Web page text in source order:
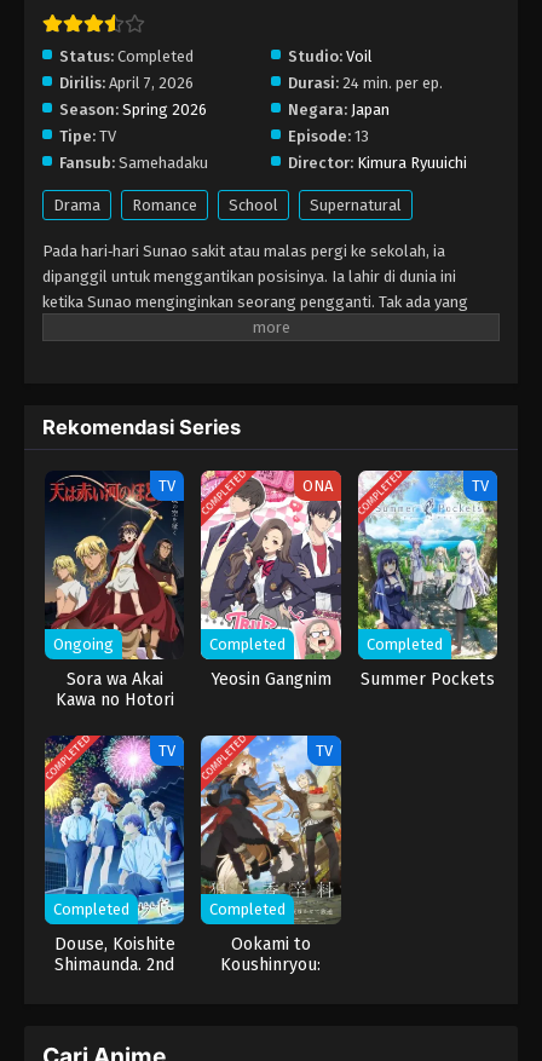
Status: Completed Studio: Voil
Dirilis: April 7, 2026 Durasi: 24 min. per ep.
Season: Spring 2026 Negara: Japan
Tipe: TV Episode: 13
Fansub: Samehadaku Director: Kimura Ryuuichi
Drama Romance School Supernatural
Pada hari‑hari Sunao sakit atau malas pergi ke sekolah, ia
dipanggil untuk menggantikan posisinya. Ia lahir di dunia ini
ketika Sunao menginginkan seorang pengganti. Tak ada yang
tahu keberadaannya, namun ia selalu berusaha sebaik mungkin
berbeda dari Sunao asli… ia menjadi orang pertama yang
menyadarinya. Ia memberi syarat, hanya mau diajak bicara ketika
rambutnya setengah up. Sanada pun menuruti, dan mereka
menikmati kebersamaan. Seiring kedekatan mereka, ia mulai
merasakan perasaan khusus terhadap Sanada. Namun ia tak tahu
apa yang akan terjadi padanya… bila seorang replika jatuh cinta.
Rekomendasi Series
TV
Ongoing
Sora wa Akai
Kawa no Hotori
COMPLETED ONA
Completed
Yeosin Gangnim
COMPLETED TV
Completed
Summer Pockets
COMPLETED TV
Completed
Douse, Koishite
Shimaunda. 2nd
COMPLETED TV
Completed
Ookami to
Koushinryou: